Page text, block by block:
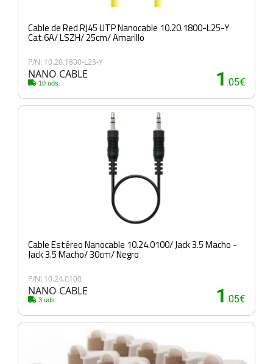
Cable de Red RJ45 UTP Nanocable 10.20.1800-L25-Y
Cat.6A/ LSZH/ 25cm/ Amarillo
P/N: 10.20.1800-L25-Y
NANO CABLE
10 uds. 1 .05€
Cable Estéreo Nanocable 10.24.0100/ Jack 3.5 Macho -
Jack 3.5 Macho/ 30cm/ Negro
P/N: 10.24.0100
NANO CABLE
3 uds. 1 .05€